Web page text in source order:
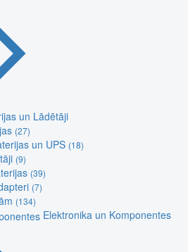
un Lādētāji
(27)
un UPS (18)
(9)
(39)
(7)
(134)
Elektronika un Komponentes